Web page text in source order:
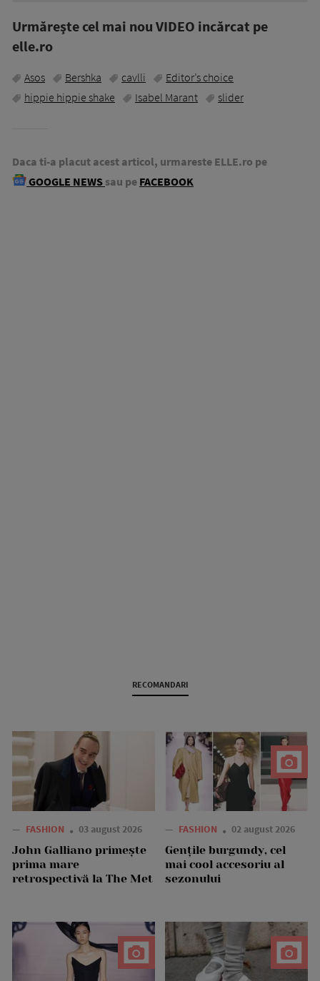
Urmăreşte cel mai nou VIDEO incărcat pe
elle.ro
Asos Bershka cavlli
Editor’s choice
hippie hippie shake
Isabel Marant slider
Daca ti-a placut acest articol, urmareste ELLE.ro pe
GOOGLE NEWS sau pe FACEBOOK
RECOMANDARI
— FASHION 03 august 2026
John Galliano primește
prima mare
retrospectivă la The Met
— FASHION 02 august 2026
Gențile burgundy, cel
mai cool accesoriu al
sezonului